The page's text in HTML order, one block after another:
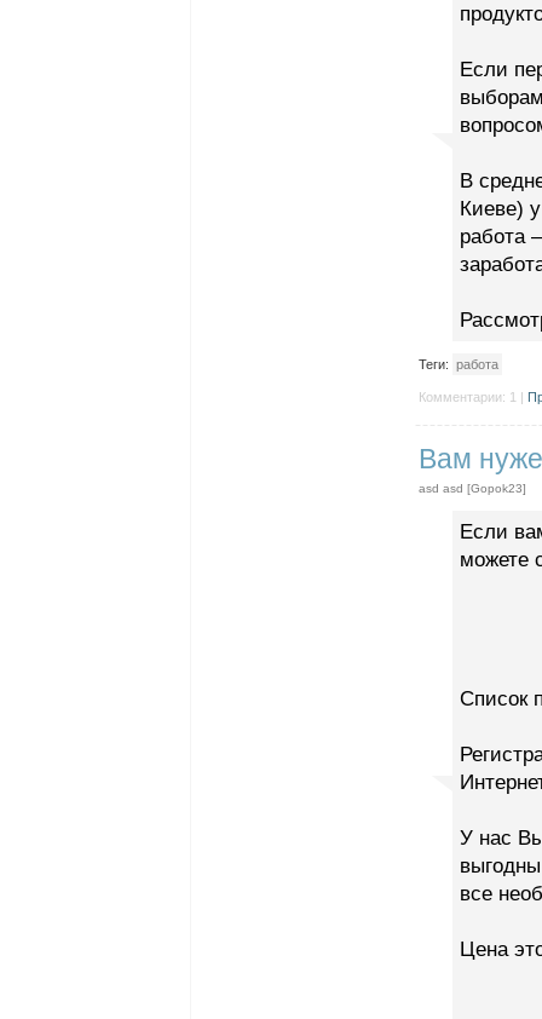
Если
В
Киеве)
работа
Теги: работа
Комментарии: 1 |
Вам
asd asd [Gopok23]
Если
можете
Список
У нас
все
Цена